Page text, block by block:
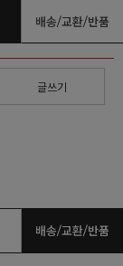
배송/교환/반품
글쓰기
배송/교환/반품